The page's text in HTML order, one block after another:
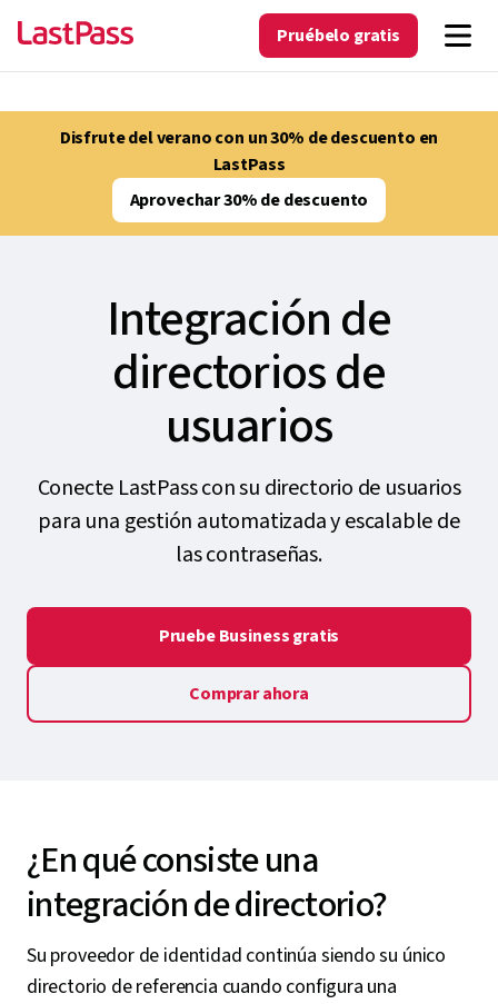
Pruébelo gratis
Disfrute del verano con un 30% de descuento en
LastPass
Aprovechar 30% de descuento
Integración de
directorios de
usuarios
Conecte LastPass con su directorio de usuarios
para una gestión automatizada y escalable de
las contraseñas.
Pruebe Business gratis
Comprar ahora
¿En qué consiste una
integración de directorio?
Su proveedor de identidad continúa siendo su único
directorio de referencia cuando configura una